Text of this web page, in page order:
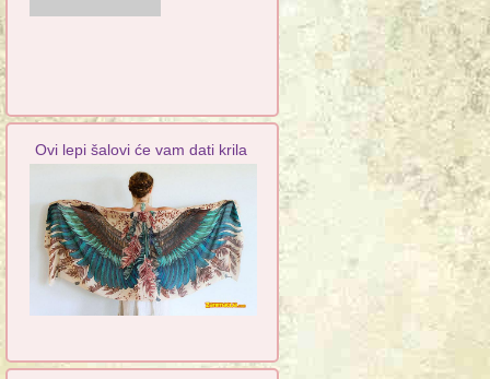
Ovi lepi šalovi će vam dati krila